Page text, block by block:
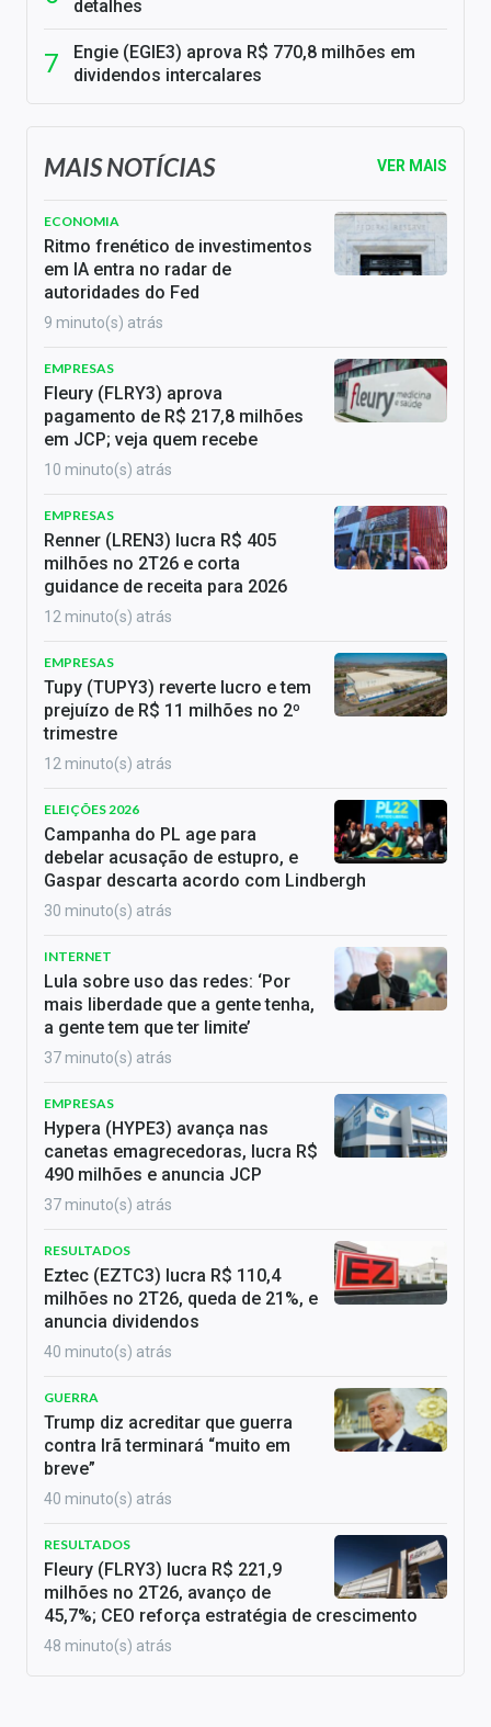
detalhes
Engie (EGIE3) aprova R$ 770,8 milhões em
dividendos intercalares
MAIS NOTÍCIAS VER MAIS
ECONOMIA
Ritmo frenético de investimentos
em IA entra no radar de
autoridades do Fed
9 minuto(s) atrás
EMPRESAS
Fleury (FLRY3) aprova
pagamento de R$ 217,8 milhões
em JCP; veja quem recebe
10 minuto(s) atrás
EMPRESAS
Renner (LREN3) lucra R$ 405
milhões no 2T26 e corta
guidance de receita para 2026
12 minuto(s) atrás
EMPRESAS
Tupy (TUPY3) reverte lucro e tem
prejuízo de R$ 11 milhões no 2º
trimestre
12 minuto(s) atrás
ELEIÇÕES 2026
Campanha do PL age para
debelar acusação de estupro, e
Gaspar descarta acordo com Lindbergh
30 minuto(s) atrás
INTERNET
Lula sobre uso das redes: ‘Por
mais liberdade que a gente tenha,
a gente tem que ter limite’
37 minuto(s) atrás
EMPRESAS
Hypera (HYPE3) avança nas
canetas emagrecedoras, lucra R$
490 milhões e anuncia JCP
37 minuto(s) atrás
RESULTADOS
Eztec (EZTC3) lucra R$ 110,4
milhões no 2T26, queda de 21%, e
anuncia dividendos
40 minuto(s) atrás
GUERRA
Trump diz acreditar que guerra
contra Irã terminará “muito em
breve”
40 minuto(s) atrás
RESULTADOS
Fleury (FLRY3) lucra R$ 221,9
milhões no 2T26, avanço de
45,7%; CEO reforça estratégia de crescimento
48 minuto(s) atrás